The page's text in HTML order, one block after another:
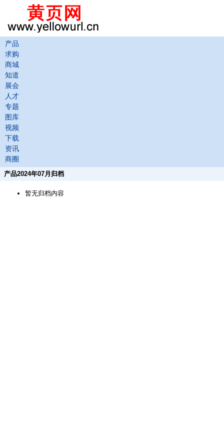
产品
求购
商城
知道
展会
人才
专题
图库
视频
下载
资讯
商圈
产品2024年07月归档
暂无归档内容